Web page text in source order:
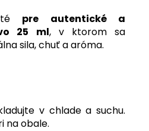
pre autentické a
25 ml, v ktorom sa
sila, chuť a aróma.
v chlade a suchu.
na obale.